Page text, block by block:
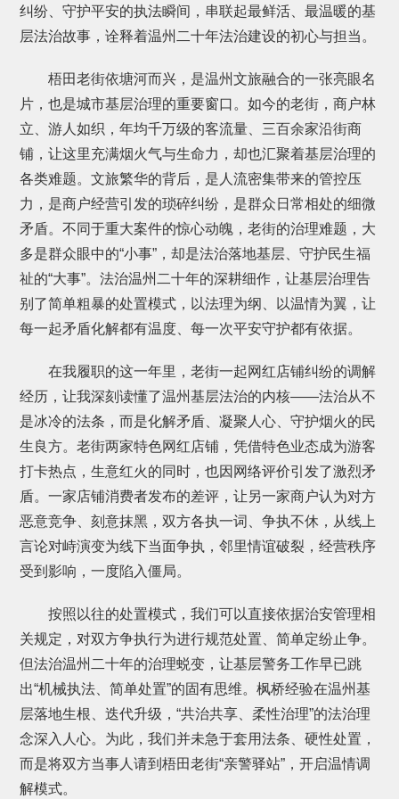
纠纷、守护平安的执法瞬间，串联起最鲜活、最温暖的基
层法治故事，诠释着温州二十年法治建设的初心与担当。
梧田老街依塘河而兴，是温州文旅融合的一张亮眼名
片，也是城市基层治理的重要窗口。如今的老街，商户林
立、游人如织，年均千万级的客流量、三百余家沿街商
铺，让这里充满烟火气与生命力，却也汇聚着基层治理的
各类难题。文旅繁华的背后，是人流密集带来的管控压
力，是商户经营引发的琐碎纠纷，是群众日常相处的细微
矛盾。不同于重大案件的惊心动魄，老街的治理难题，大
多是群众眼中的“小事”，却是法治落地基层、守护民生福
祉的“大事”。法治温州二十年的深耕细作，让基层治理告
别了简单粗暴的处置模式，以法理为纲、以温情为翼，让
每一起矛盾化解都有温度、每一次平安守护都有依据。
在我履职的这一年里，老街一起网红店铺纠纷的调解
经历，让我深刻读懂了温州基层法治的内核——法治从不
是冰冷的法条，而是化解矛盾、凝聚人心、守护烟火的民
生良方。老街两家特色网红店铺，凭借特色业态成为游客
打卡热点，生意红火的同时，也因网络评价引发了激烈矛
盾。一家店铺消费者发布的差评，让另一家商户认为对方
恶意竞争、刻意抹黑，双方各执一词、争执不休，从线上
言论对峙演变为线下当面争执，邻里情谊破裂，经营秩序
受到影响，一度陷入僵局。
按照以往的处置模式，我们可以直接依据治安管理相
关规定，对双方争执行为进行规范处置、简单定纷止争。
但法治温州二十年的治理蜕变，让基层警务工作早已跳
出“机械执法、简单处置”的固有思维。枫桥经验在温州基
层落地生根、迭代升级，“共治共享、柔性治理”的法治理
念深入人心。为此，我们并未急于套用法条、硬性处置，
而是将双方当事人请到梧田老街“亲警驿站”，开启温情调
解模式。